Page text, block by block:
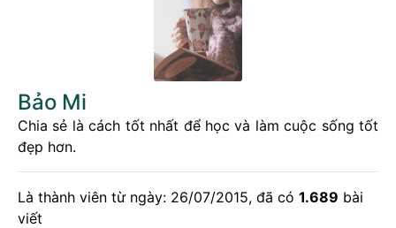
Bảo Mi
Chia sẻ là cách tốt nhất để học và làm cuộc sống tốt
đẹp hơn.
Là thành viên từ ngày: 26/07/2015, đã có 1.689 bài
viết